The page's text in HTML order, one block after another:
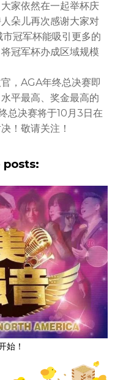
家依然在一起举杯庆
朵儿再次感谢大家对
冠军杯能吸引更多的
冠军杯办成区域规模
，AGA年终总决赛即
平最高、奖金最高的
总决赛将于10月3日在
！敬请关注！
posts:
始！